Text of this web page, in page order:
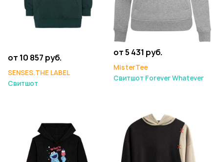
от 10 857 руб.
SENSES.THE LABEL
Свитшот
от 5 431 руб.
MisterTee
Свитшот Forever Whatever